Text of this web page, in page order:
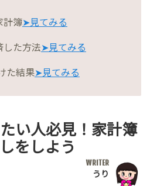
計簿➤見てみる
した方法➤見てみる
た結果➤見てみる
い人必見！家計簿
をしよう
WRITER
うり